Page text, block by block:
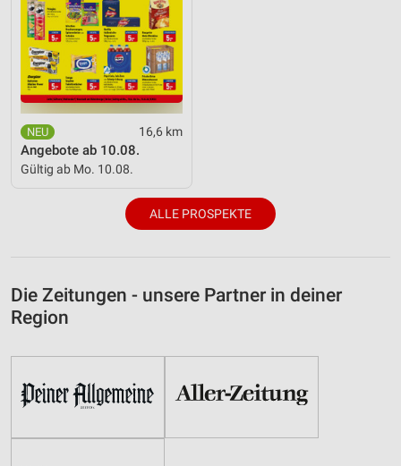
16,6 km
Angebote ab 10.08.
Gültig ab Mo. 10.08.
ALLE PROSPEKTE
Die Zeitungen - unsere Partner in deiner
Region